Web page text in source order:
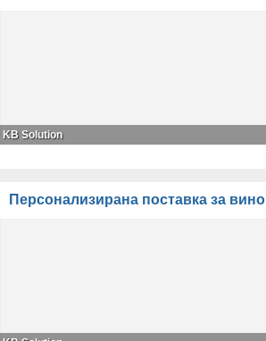
KB Solution
Персонализирана поставка за вино